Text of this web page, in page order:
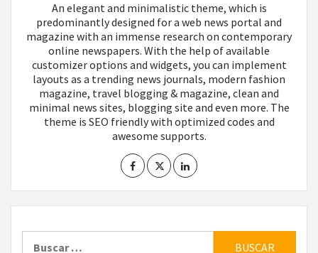
An elegant and minimalistic theme, which is
predominantly designed for a web news portal and
magazine with an immense research on contemporary
online newspapers. With the help of available
customizer options and widgets, you can implement
layouts as a trending news journals, modern fashion
magazine, travel blogging & magazine, clean and
minimal news sites, blogging site and even more. The
theme is SEO friendly with optimized codes and
awesome supports.